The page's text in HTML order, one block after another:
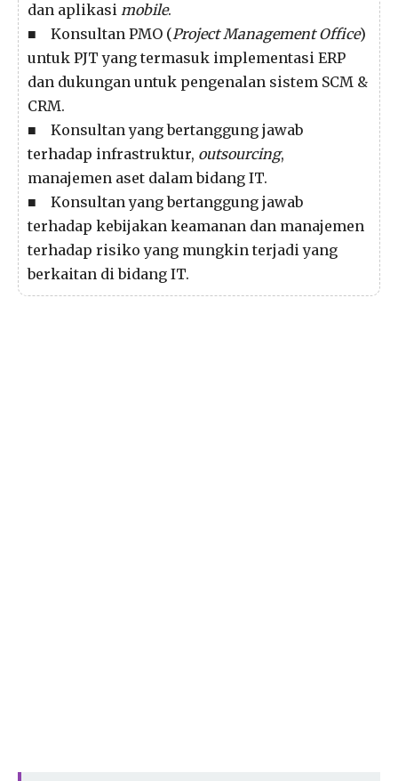
dan aplikasi mobile.
■ Konsultan PMO (Project Management Office)
untuk PJT yang termasuk implementasi ERP
dan dukungan untuk pengenalan sistem SCM &
CRM.
■ Konsultan yang bertanggung jawab
terhadap infrastruktur, outsourcing,
manajemen aset dalam bidang IT.
■ Konsultan yang bertanggung jawab
terhadap kebijakan keamanan dan manajemen
terhadap risiko yang mungkin terjadi yang
berkaitan di bidang IT.